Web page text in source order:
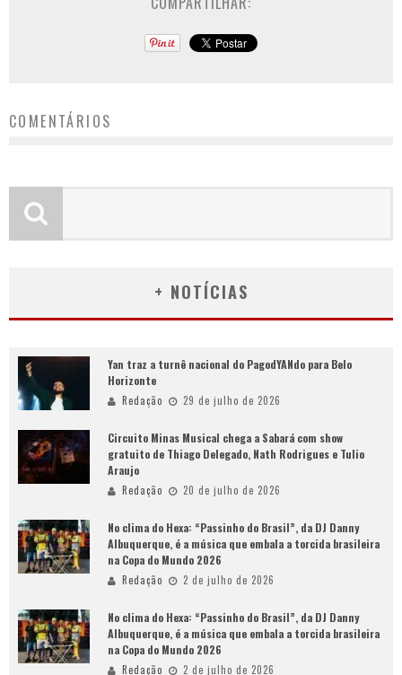
COMENTÁRIOS
+ NOTÍCIAS
Yan traz a turnê nacional do PagodYANdo para Belo
Horizonte
Redação 29 de julho de 2026
Circuito Minas Musical chega a Sabará com show
gratuito de Thiago Delegado, Nath Rodrigues e Tulio
Araujo
Redação 20 de julho de 2026
No clima do Hexa: “Passinho do Brasil”, da DJ Danny
Albuquerque, é a música que embala a torcida brasileira
na Copa do Mundo 2026
Redação 2 de julho de 2026
No clima do Hexa: “Passinho do Brasil”, da DJ Danny
Albuquerque, é a música que embala a torcida brasileira
na Copa do Mundo 2026
Redação 2 de julho de 2026